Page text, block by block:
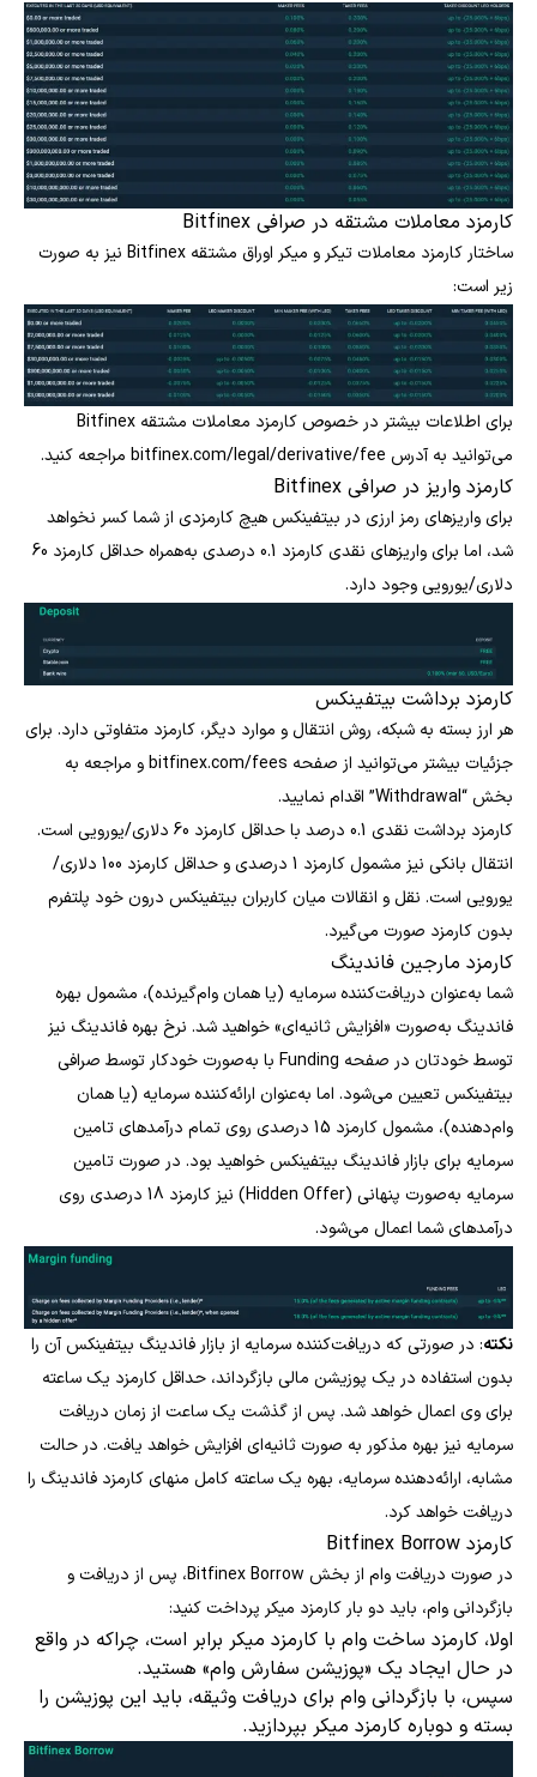
کارمزد معاملات مشتقه در صرافی Bitfinex
ساختار کارمزد معاملات تیکر و میکر اوراق مشتقه Bitfinex نیز به صورت
زیر است:
برای اطلاعات بیشتر در خصوص کارمزد معاملات مشتقه Bitfinex
می‌توانید به آدرس bitfinex.com/legal/derivative/fee مراجعه کنید.
کارمزد واریز در صرافی Bitfinex
برای واریزهای رمز ارزی در بیتفینکس هیچ کارمزدی از شما کسر نخواهد
شد، اما برای واریزهای نقدی کارمزد 0.1 درصدی به‌همراه حداقل کارمزد 60
دلاری/یورویی وجود دارد.
کارمزد برداشت بیتفینکس
هر ارز بسته به شبکه، روش انتقال و موارد دیگر، کارمزد متفاوتی دارد. برای
جزئیات بیشتر می‌توانید از صفحه bitfinex.com/fees و مراجعه به
بخش “Withdrawal” اقدام نمایید.
کارمزد برداشت نقدی 0.1 درصد با حداقل کارمزد 60 دلاری/یورویی است.
انتقال بانکی نیز مشمول کارمزد 1 درصدی و حداقل کارمزد 100 دلاری/
یورویی است. نقل و انقالات میان کاربران بیتفینکس درون خود پلتفرم
بدون کارمزد صورت می‌گیرد.
کارمزد مارجین فاندینگ
شما به‌عنوان دریافت‌کننده سرمایه (یا همان وام‌گیرنده)، مشمول بهره
فاندینگ به‌صورت «افزایش ثانیه‌ای» خواهید شد. نرخ بهره فاندینگ نیز
توسط خودتان در صفحه Funding با به‌صورت خودکار توسط صرافی
بیتفینکس تعیین می‌شود. اما به‌عنوان ارائه‌کننده سرمایه (یا همان
وام‌دهنده)، مشمول کارمزد 15 درصدی روی تمام درآمدهای تامین
سرمایه برای بازار فاندینگ بیتفینکس خواهید بود. در صورت تامین
سرمایه به‌صورت پنهانی (Hidden Offer) نیز کارمزد 18 درصدی روی
درآمدهای شما اعمال می‌شود.
نکته: در صورتی که دریافت‌کننده سرمایه از بازار فاندینگ بیتفینکس آن را
بدون استفاده در یک پوزیشن مالی بازگرداند، حداقل کارمزد یک ساعته
برای وی اعمال خواهد شد. پس از گذشت یک ساعت از زمان دریافت
سرمایه نیز بهره مذکور به صورت ثانیه‌ای افزایش خواهد یافت. در حالت
مشابه، ارائه‌دهنده سرمایه، بهره یک ساعته کامل منهای کارمزد فاندینگ را
دریافت خواهد کرد.
کارمزد Bitfinex Borrow
در صورت دریافت وام از بخش Bitfinex Borrow، پس از دریافت و
بازگردانی وام، باید دو بار کارمزد میکر پرداخت کنید:
اولا، کارمزد ساخت وام با کارمزد میکر برابر است، چراکه در واقع
در حال ایجاد یک «پوزیشن سفارش وام» هستید.
سپس، با بازگردانی وام برای دریافت وثیقه، باید این پوزیشن را
بسته و دوباره کارمزد میکر بپردازید.